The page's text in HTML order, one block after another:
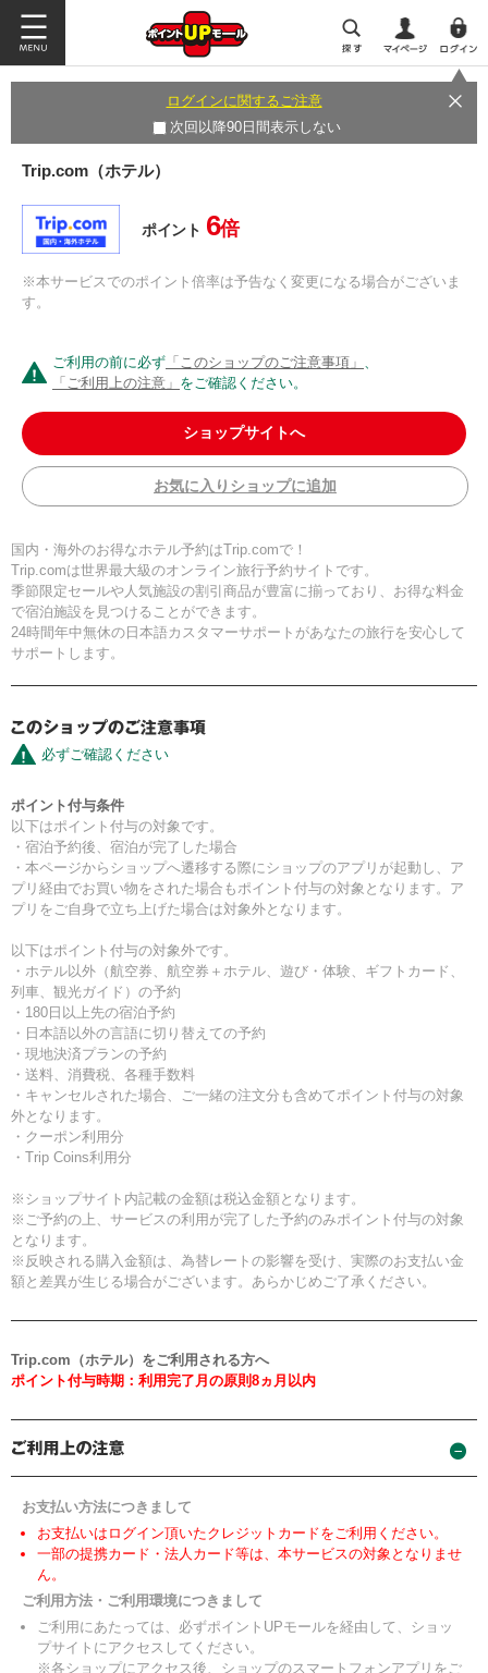
ログインに関するご注意
次回以降90日間表示しない
Trip.com（ホテル）
ポイント 6倍
※本サービスでのポイント倍率は予告なく変更になる場合がございま
す。
ご利用の前に必ず 「このショップのご注意事項」 、
「ご利用上の注意」 をご確認ください。
ショップサイトへ
お気に入りショップに追加
国内・海外のお得なホテル予約はTrip.comで！
Trip.comは世界最大級のオンライン旅行予約サイトです。
季節限定セールや人気施設の割引商品が豊富に揃っており、お得な料金
で宿泊施設を見つけることができます。
24時間年中無休の日本語カスタマーサポートがあなたの旅行を安心して
サポートします。
必ずご確認ください
ポイント付与条件
以下はポイント付与の対象です。
・宿泊予約後、宿泊が完了した場合
・本ページからショップへ遷移する際にショップのアプリが起動し、ア
プリ経由でお買い物をされた場合もポイント付与の対象となります。ア
プリをご自身で立ち上げた場合は対象外となります。
以下はポイント付与の対象外です。
・ホテル以外（航空券、航空券＋ホテル、遊び・体験、ギフトカード、
列車、観光ガイド）の予約
・180日以上先の宿泊予約
・日本語以外の言語に切り替えての予約
・現地決済プランの予約
・送料、消費税、各種手数料
・キャンセルされた場合、ご一緒の注文分も含めてポイント付与の対象
外となります。
・クーポン利用分
・Trip Coins利用分
※ショップサイト内記載の金額は税込金額となります。
※ご予約の上、サービスの利用が完了した予約のみポイント付与の対象
となります。
※反映される購入金額は、為替レートの影響を受け、実際のお支払い金
額と差異が生じる場合がございます。あらかじめご了承ください。
Trip.com（ホテル）をご利用される方へ
ポイント付与時期：利用完了月の原則8ヵ月以内
お支払い方法につきまして
お支払いはログイン頂いたクレジットカードをご利用ください。
一部の提携カード・法人カード等は、本サービスの対象となりませ
ん。
ご利用方法・ご利用環境につきまして
ご利用にあたっては、必ずポイントUPモールを経由して、ショッ
プサイトにアクセスしてください。
※各ショップにアクセス後、ショップのスマートフォンアプリをご